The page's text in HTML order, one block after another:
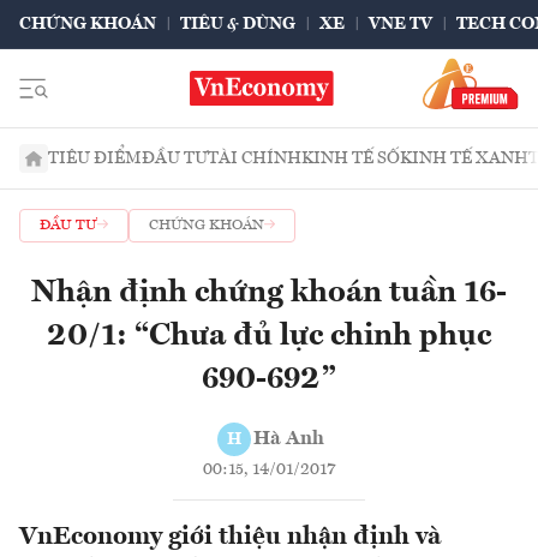
CHỨNG KHOÁN TIÊU & DÙNG XE VNE TV TECH
TIÊU ĐIỂMĐẦU TƯTÀI CHÍNHKINH TẾ SỐKINH TẾ XANH
ĐẦU TƯ CHỨNG KHOÁN
Nhận định chứng khoán tuần 16-
20/1: “Chưa đủ lực chinh phục
690-692”
H Hà Anh
00:15, 14/01/2017
VnEconomy giới thiệu nhận định và